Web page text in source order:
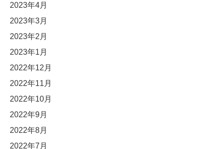
2023年4月
2023年3月
2023年2月
2023年1月
2022年12月
2022年11月
2022年10月
2022年9月
2022年8月
2022年7月